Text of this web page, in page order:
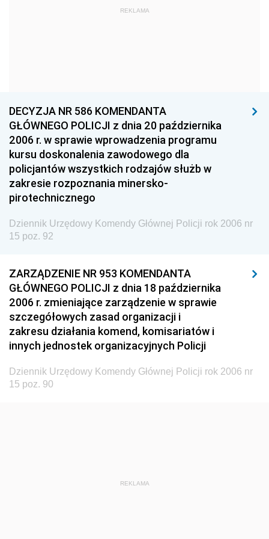
Dziennik Urzędowy Ministra Kultury i Dziedzictwa
2023
2022
2021
2020
2018
2016
2015
2014
2013
2012
2011
2010
REKLAMA
DECYZJA NR 586 KOMENDANTA
GŁÓWNEGO POLICJI z dnia 20 października
2006 r. w sprawie wprowadzenia programu
kursu doskonalenia zawodowego dla
policjantów wszystkich rodzajów służb w
zakresie rozpoznania minersko-
pirotechnicznego
Dziennik Urzędowy Komendy Głównej Policji rok 2006 nr
15 poz. 92
ZARZĄDZENIE NR 953 KOMENDANTA
GŁÓWNEGO POLICJI z dnia 18 października
2006 r. zmieniające zarządzenie w sprawie
szczegółowych zasad organizacji i
zakresu działania komend, komisariatów i
innych jednostek organizacyjnych Policji
Dziennik Urzędowy Komendy Głównej Policji rok 2006 nr
15 poz. 90
REKLAMA